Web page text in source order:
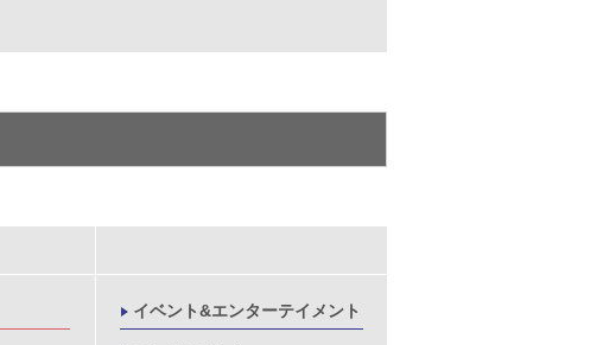
イベント&エンターテイメント